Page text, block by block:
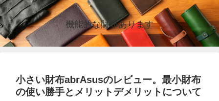
機能的な財布あります
小さい財布abrAsusのレビュー。最小財布
の使い勝手とメリットデメリットについて